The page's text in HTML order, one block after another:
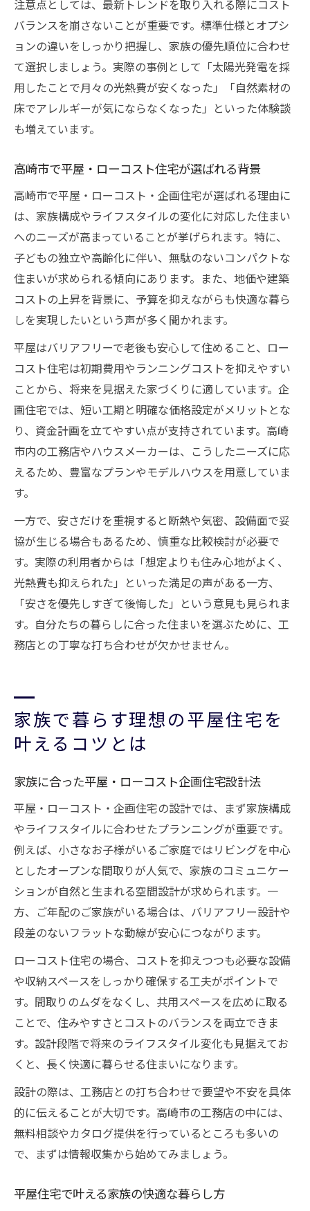
注意点としては、最新トレンドを取り入れる際にコスト
バランスを崩さないことが重要です。標準仕様とオプシ
ョンの違いをしっかり把握し、家族の優先順位に合わせ
て選択しましょう。実際の事例として「太陽光発電を採
用したことで月々の光熱費が安くなった」「自然素材の
床でアレルギーが気にならなくなった」といった体験談
も増えています。
高崎市で平屋・ローコスト住宅が選ばれる背景
高崎市で平屋・ローコスト・企画住宅が選ばれる理由に
は、家族構成やライフスタイルの変化に対応した住まい
へのニーズが高まっていることが挙げられます。特に、
子どもの独立や高齢化に伴い、無駄のないコンパクトな
住まいが求められる傾向にあります。また、地価や建築
コストの上昇を背景に、予算を抑えながらも快適な暮ら
しを実現したいという声が多く聞かれます。
平屋はバリアフリーで老後も安心して住めること、ロー
コスト住宅は初期費用やランニングコストを抑えやすい
ことから、将来を見据えた家づくりに適しています。企
画住宅では、短い工期と明確な価格設定がメリットとな
り、資金計画を立てやすい点が支持されています。高崎
市内の工務店やハウスメーカーは、こうしたニーズに応
えるため、豊富なプランやモデルハウスを用意していま
す。
一方で、安さだけを重視すると断熱や気密、設備面で妥
協が生じる場合もあるため、慎重な比較検討が必要で
す。実際の利用者からは「想定よりも住み心地がよく、
光熱費も抑えられた」といった満足の声がある一方、
「安さを優先しすぎて後悔した」という意見も見られま
す。自分たちの暮らしに合った住まいを選ぶために、工
務店との丁寧な打ち合わせが欠かせません。
家族で暮らす理想の平屋住宅を
叶えるコツとは
家族に合った平屋・ローコスト企画住宅設計法
平屋・ローコスト・企画住宅の設計では、まず家族構成
やライフスタイルに合わせたプランニングが重要です。
例えば、小さなお子様がいるご家庭ではリビングを中心
としたオープンな間取りが人気で、家族のコミュニケー
ションが自然と生まれる空間設計が求められます。一
方、ご年配のご家族がいる場合は、バリアフリー設計や
段差のないフラットな動線が安心につながります。
ローコスト住宅の場合、コストを抑えつつも必要な設備
や収納スペースをしっかり確保する工夫がポイントで
す。間取りのムダをなくし、共用スペースを広めに取る
ことで、住みやすさとコストのバランスを両立できま
す。設計段階で将来のライフスタイル変化も見据えてお
くと、長く快適に暮らせる住まいになります。
設計の際は、工務店との打ち合わせで要望や不安を具体
的に伝えることが大切です。高崎市の工務店の中には、
無料相談やカタログ提供を行っているところも多いの
で、まずは情報収集から始めてみましょう。
平屋住宅で叶える家族の快適な暮らし方